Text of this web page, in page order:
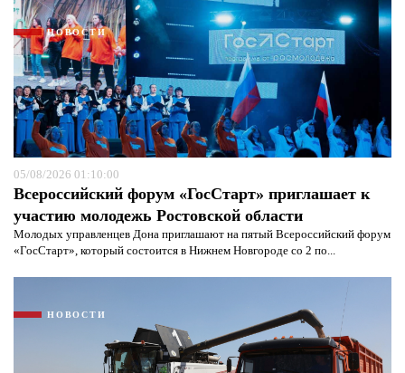
НОВОСТИ
05/08/2026 01:10:00
Всероссийский форум «ГосСтарт» приглашает к
участию молодежь Ростовской области
Молодых управленцев Дона приглашают на пятый Всероссийский форум
«ГосСтарт», который состоится в Нижнем Новгороде со 2 по...
НОВОСТИ